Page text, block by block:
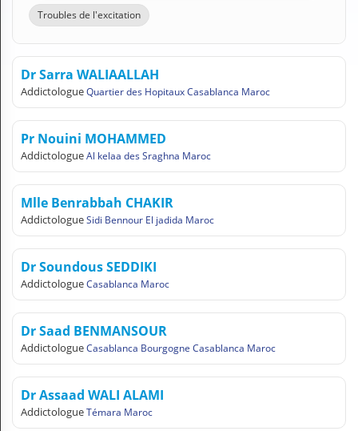
Clinique
Laboratoire
Vétérinaire
M
O
N
C
O
M
T
E
FR Français
Se connecter
Troubles de l'excitation
Dr Sarra WALIAALLAH
AddictologueQuartier des Hopitaux Casablanca Maroc
Pr Nouini MOHAMMED
AddictologueAl kelaa des Sraghna Maroc
Mlle Benrabbah CHAKIR
AddictologueSidi Bennour El jadida Maroc
Dr Soundous SEDDIKI
AddictologueCasablanca Maroc
Dr Saad BENMANSOUR
AddictologueCasablanca Bourgogne Casablanca Maroc
Dr Assaad WALI ALAMI
AddictologueTémara Maroc